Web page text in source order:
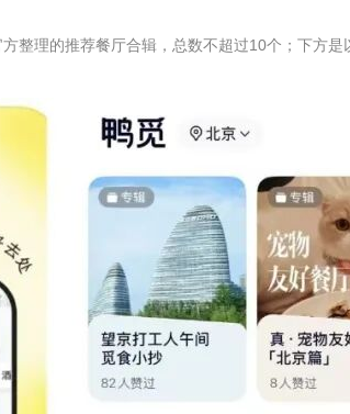
理的推荐餐厅合辑，总数不超过10个；下方